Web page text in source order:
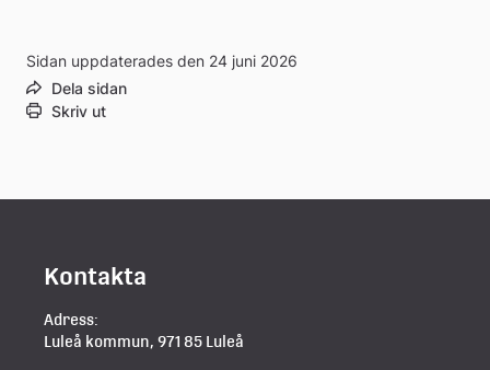
Sidan uppdaterades den 24 juni 2026
Dela sidan
Skriv ut
Kontakta
Adress:
Luleå kommun, 971 85 Luleå